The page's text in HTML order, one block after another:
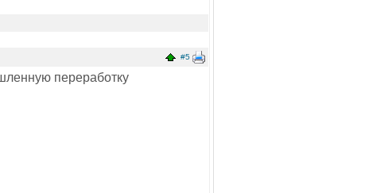
#5
переработку